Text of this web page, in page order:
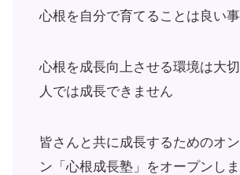
心根を自分で育てることは良い事
心根を成長向上させる環境は大
人では成長できません
皆さんと共に成長するためのオ
ン「心根成長塾」をオープンしま